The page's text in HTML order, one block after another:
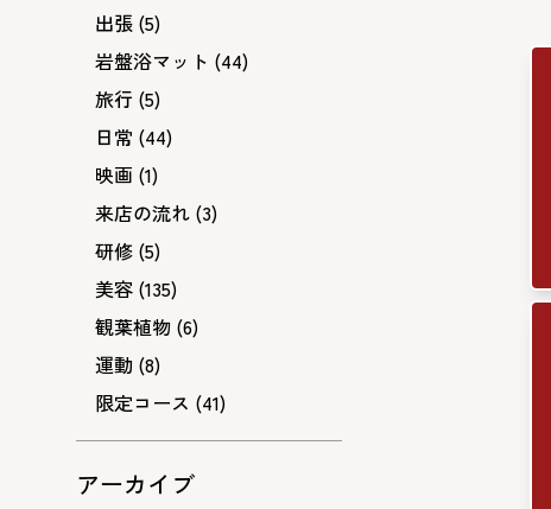
出張 (5)
岩盤浴マット (44)
旅行 (5)
日常 (44)
映画 (1)
来店の流れ (3)
研修 (5)
美容 (135)
観葉植物 (6)
運動 (8)
限定コース (41)
アーカイブ